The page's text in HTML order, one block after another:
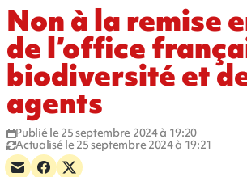
Non à la remise
de l’office
biodiversité et
agents
Publié le 25 septembre 2024 à 19:20
Actualisé le 25 septembre 2024 à 19:21